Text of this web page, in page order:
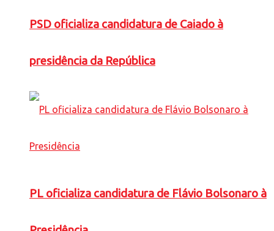
PSD oficializa candidatura de Caiado à
presidência da República
PL oficializa candidatura de Flávio Bolsonaro à